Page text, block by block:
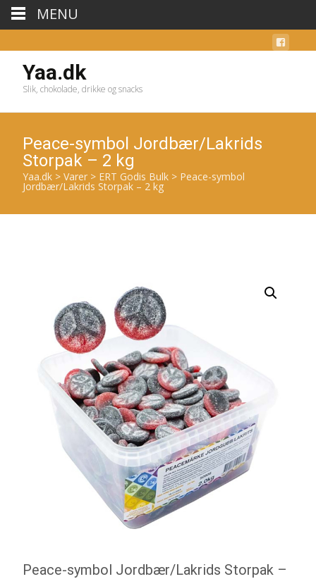
Yaa.dk
Slik, chokolade, drikke og snacks
Peace-symbol Jordbær/Lakrids
Storpak – 2 kg
Yaa.dk > Varer > ERT Godis Bulk > Peace-symbol
Jordbær/Lakrids Storpak – 2 kg
Peace-symbol Jordbær/Lakrids Storpak –
MENU